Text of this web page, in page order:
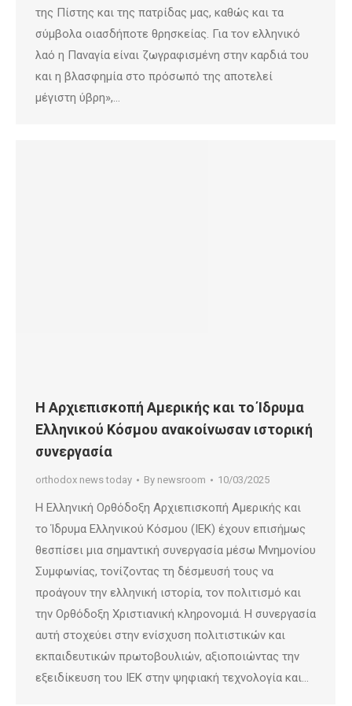
της Πίστης και της πατρίδας μας, καθώς και τα
σύμβολα οιασδήποτε θρησκείας. Για τον ελληνικό
λαό η Παναγία είναι ζωγραφισμένη στην καρδιά του
και η βλασφημία στο πρόσωπό της αποτελεί
μέγιστη ύβρη»,…
Η Αρχιεπισκοπή Αμερικής και το Ίδρυμα
Ελληνικού Κόσμου ανακοίνωσαν ιστορική
συνεργασία
orthodox news today By newsroom 10/03/2025
Η Ελληνική Ορθόδοξη Αρχιεπισκοπή Αμερικής και
το Ίδρυμα Ελληνικού Κόσμου (ΙΕΚ) έχουν επισήμως
θεσπίσει μια σημαντική συνεργασία μέσω Μνημονίου
Συμφωνίας, τονίζοντας τη δέσμευσή τους να
προάγουν την ελληνική ιστορία, τον πολιτισμό και
την Ορθόδοξη Χριστιανική κληρονομιά. Η συνεργασία
αυτή στοχεύει στην ενίσχυση πολιτιστικών και
εκπαιδευτικών πρωτοβουλιών, αξιοποιώντας την
εξειδίκευση του ΙΕΚ στην ψηφιακή τεχνολογία και…